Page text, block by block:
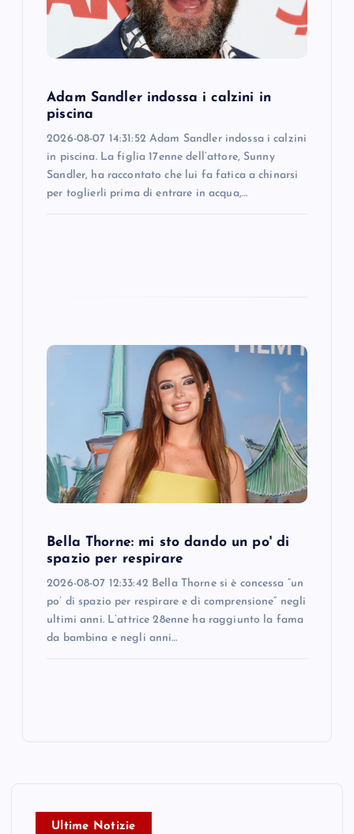
Adam Sandler indossa i calzini in
piscina
2026-08-07 14:31:52 Adam Sandler indossa i calzini
in piscina. La figlia 17enne dell’attore, Sunny
Sandler, ha raccontato che lui fa fatica a chinarsi
per toglierli prima di entrare in acqua,…
Bella Thorne: mi sto dando un po' di
spazio per respirare
2026-08-07 12:33:42 Bella Thorne si è concessa “un
po’ di spazio per respirare e di comprensione” negli
ultimi anni. L’attrice 28enne ha raggiunto la fama
da bambina e negli anni…
Ultime Notizie